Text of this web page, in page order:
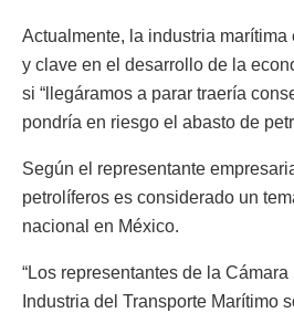
Actualmente, la industria
y clave en el desarrollo de la
si “llegáramos a parar traería
pondría en riesgo el abasto de
Según el representante
petrolíferos es considerado un
nacional en México.
“Los representantes de la
Industria del Transporte Marítimo